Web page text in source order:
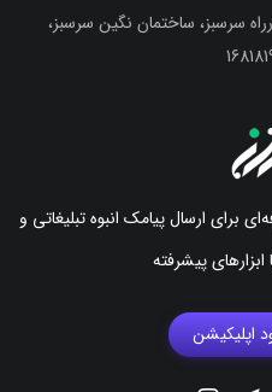
سرسبز، ساختمان نگین سرسبز،
برای ارسال پیامک انبوه تبلیغاتی و
پیشرفته
اپلیکیشن